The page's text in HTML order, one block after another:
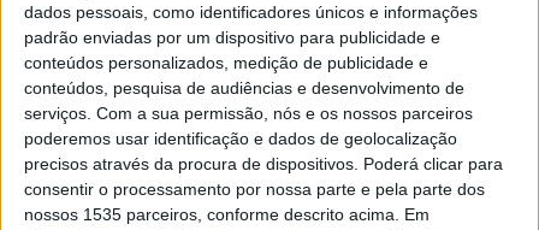
dados pessoais, como identificadores únicos e informações
padrão enviadas por um dispositivo para publicidade e
conteúdos personalizados, medição de publicidade e
conteúdos, pesquisa de audiências e desenvolvimento de
serviços. Com a sua permissão, nós e os nossos parceiros
poderemos usar identificação e dados de geolocalização
precisos através da procura de dispositivos. Poderá clicar para
consentir o processamento por nossa parte e pela parte dos
nossos 1535 parceiros, conforme descrito acima. Em
A Junta de Freguesia de Castelo Branco homenageia os
judocas Cláudia Gaspar e Diogo Côrte, esta 5ªfeira, 21 de
setembro, pelas 21h.
Este reconhecimento vem no seguimento da conquista
da medalha de prata que cada atleta conquistou
recentemente, nos Campeonatos Europeus da